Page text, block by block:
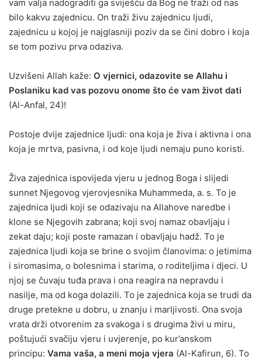
vam valja nadograditi ga sviješću da Bog ne traži od nas
bilo kakvu zajednicu. On traži živu zajednicu ljudi,
zajednicu u kojoj je najglasniji poziv da se čini dobro i koja
se tom pozivu prva odaziva.
Uzvišeni Allah kaže: O vjernici, odazovite se Allahu i
Poslaniku kad vas pozovu onome što će vam život dati
(Al-Anfal, 24)!
Postoje dvije zajednice ljudi: ona koja je živa i aktivna i ona
koja je mrtva, pasivna, i od koje ljudi nemaju puno koristi.
Živa zajednica ispovijeda vjeru u jednog Boga i slijedi
sunnet Njegovog vjerovjesnika Muhammeda, a. s. To je
zajednica ljudi koji se odazivaju na Allahove naredbe i
klone se Njegovih zabrana; koji svoj namaz obavljaju i
zekat daju; koji poste ramazan i obavljaju hadž. To je
zajednica ljudi koja se brine o svojim članovima: o jetimima
i siromasima, o bolesnima i starima, o roditeljima i djeci. U
njoj se čuvaju tuđa prava i ona reagira na nepravdu i
nasilje, ma od koga dolazili. To je zajednica koja se trudi da
druge pretekne u dobru, u znanju i marljivosti. Ona svoja
vrata drži otvorenim za svakoga i s drugima živi u miru,
poštujući svačiju vjeru i uvjerenje, po kur’anskom
principu: Vama vaša, a meni moja vjera (Al-Kafirun, 6). To